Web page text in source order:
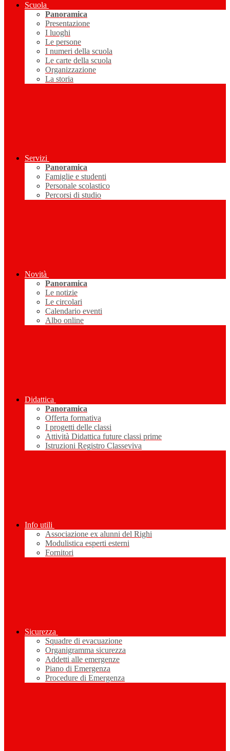
Scuola
Panoramica
Presentazione
I luoghi
Le persone
I numeri della scuola
Le carte della scuola
Organizzazione
La storia
Servizi
Panoramica
Famiglie e studenti
Personale scolastico
Percorsi di studio
Novità
Panoramica
Le notizie
Le circolari
Calendario eventi
Albo online
Didattica
Panoramica
Offerta formativa
I progetti delle classi
Attività Didattica future classi prime
Istruzioni Registro Classeviva
Info utili
Associazione ex alunni del Righi
Modulistica esperti esterni
Fornitori
Sicurezza
Squadre di evacuazione
Organigramma sicurezza
Addetti alle emergenze
Piano di Emergenza
Procedure di Emergenza